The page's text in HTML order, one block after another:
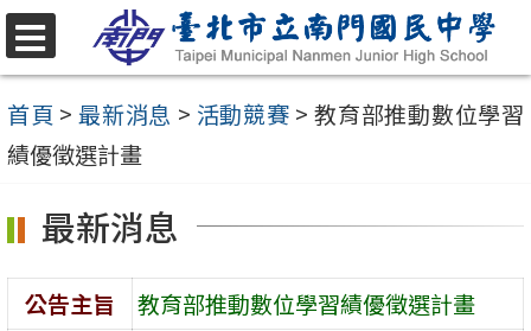
跳
至
主
要
容
選
單
首頁 > 最新消息 > 活動競賽 > 教育部推動數位學習
績優徵選計畫
最新消息
公告主旨
教育部推動數位學習績優徵選計畫